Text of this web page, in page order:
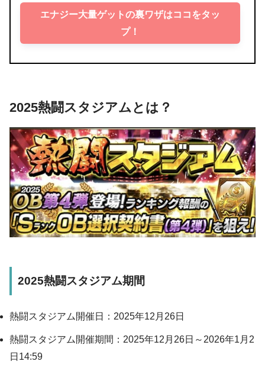
エナジー大量ゲットの裏ワザはココをタッ
プ！
2025熱闘スタジアムとは？
2025熱闘スタジアム期間
熱闘スタジアム開催日：2025年12月26日
熱闘スタジアム開催期間：2025年12月26日～2026年1月2
日14:59